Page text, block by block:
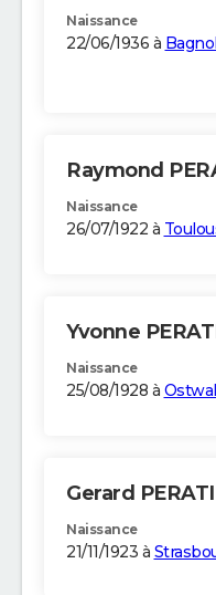
Naissance
22/06/1936 à
Raymond
Naissance
26/07/1922 à
Yvonne
Naissance
25/08/1928 à
Gerard PERATI
Naissance
21/11/1923 à